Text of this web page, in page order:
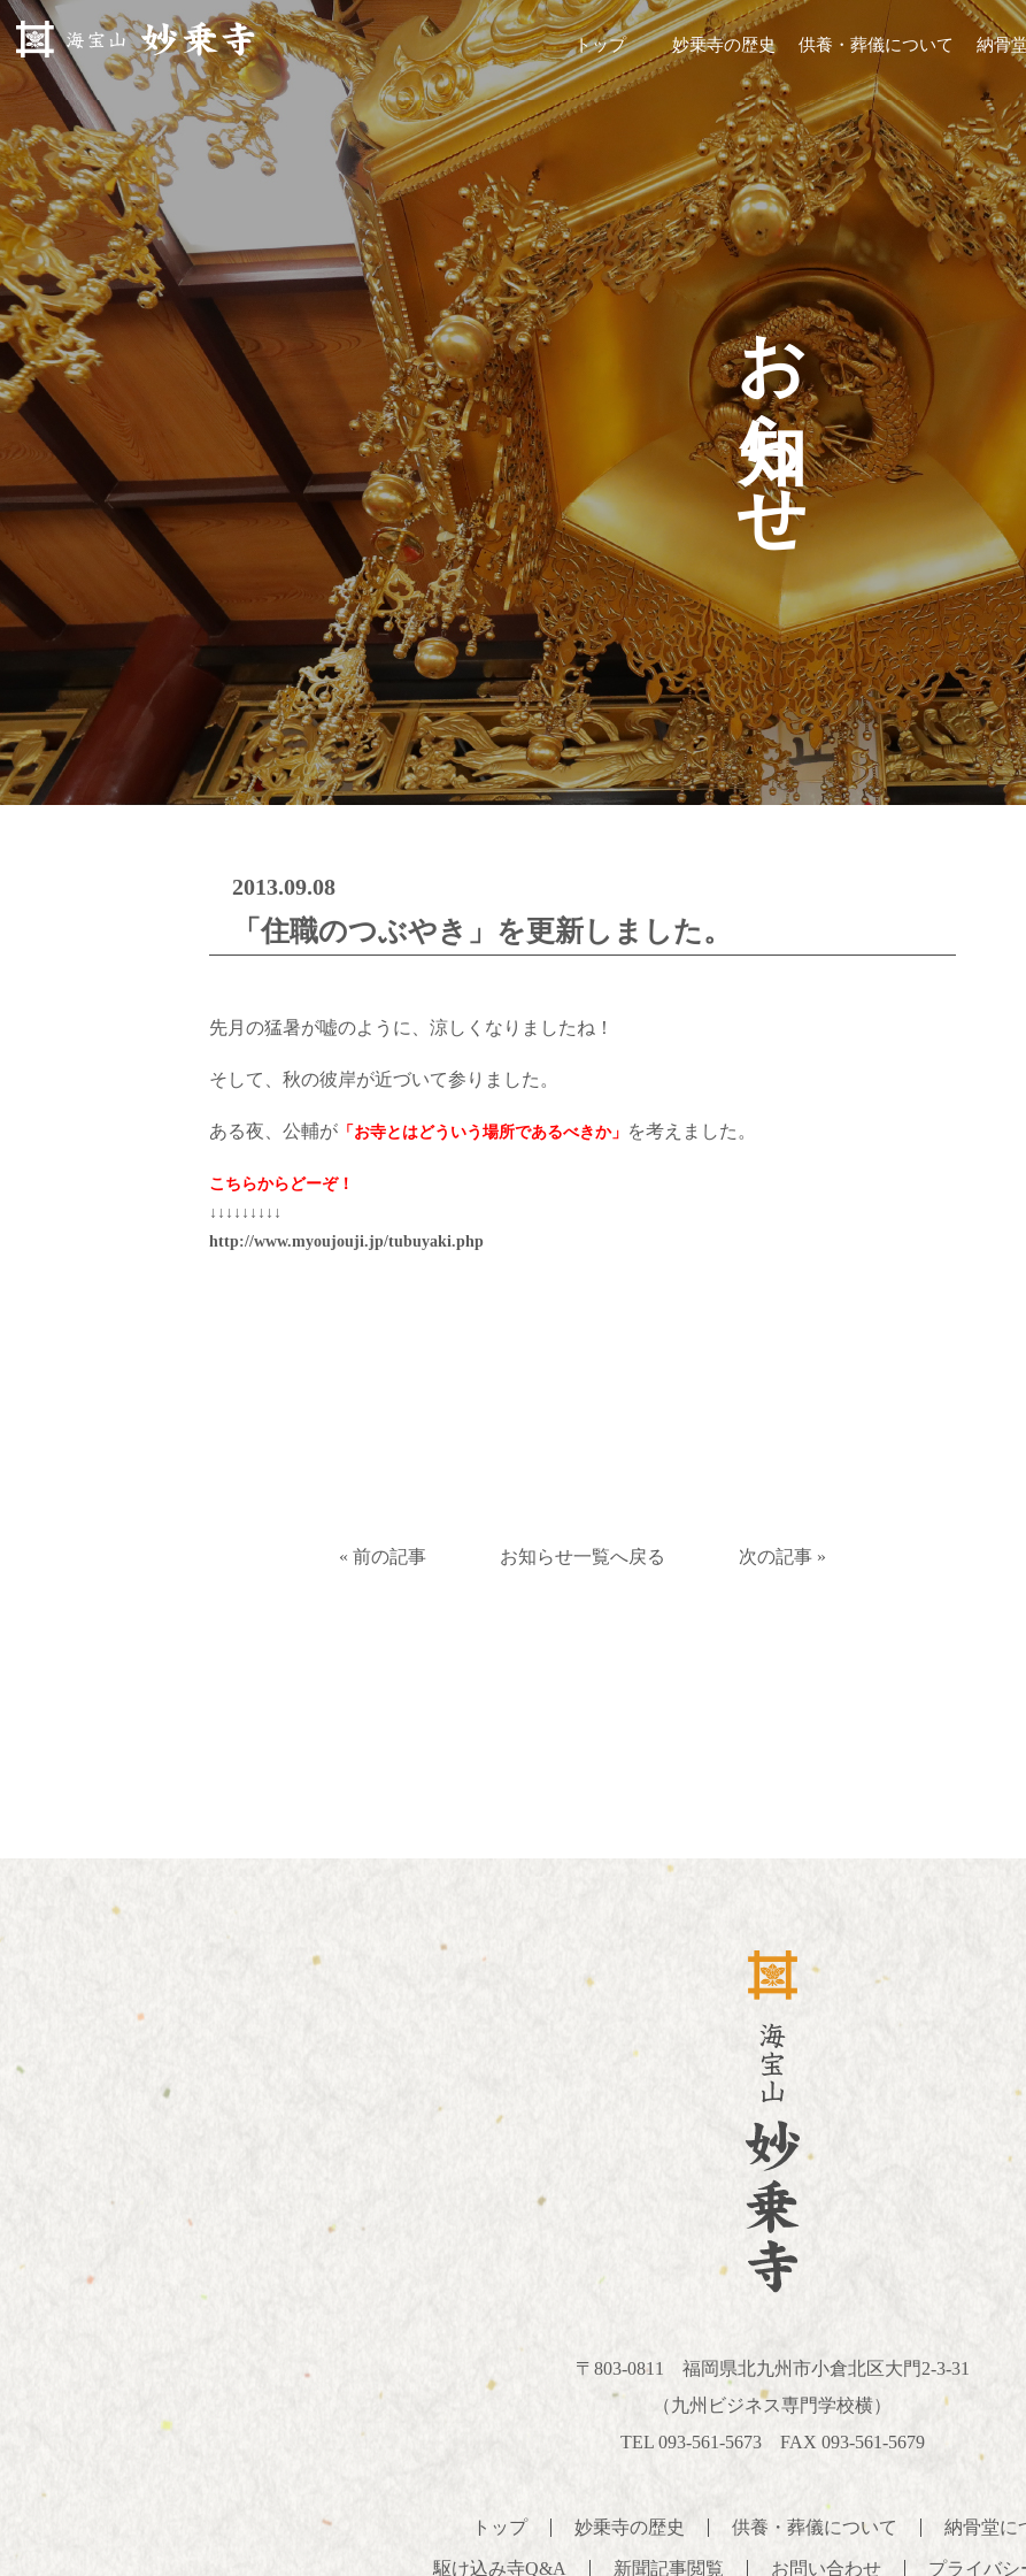
トップ 妙乗寺の歴史 供養・葬儀について 納骨
お知らせ
2013.09.08
「住職のつぶやき」を更新しました。
先月の猛暑が嘘のように、涼しくなりましたね！
そして、秋の彼岸が近づいて参りました。
ある夜、公輔が 「お寺とはどういう場所であるべきか」 を考えました。
こちらからどーぞ！
↓↓↓↓↓↓↓↓↓
http://www.myoujouji.jp/tubuyaki.php
« 前の記事 お知らせ一覧へ戻る 次の記事 »
〒803-0811 福岡県北九州市小倉北区大門2-3-31
（九州ビジネス専門学校横）
TEL 093-561-5673 FAX 093-561-5679
トップ 妙乗寺の歴史 供養・葬儀について 納骨堂に
駆け込み寺Q&A 新聞記事閲覧 お問い合わせ プライバシ